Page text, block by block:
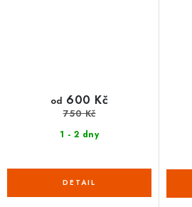
1 - 2 dny
od 600 Kč
750 Kč